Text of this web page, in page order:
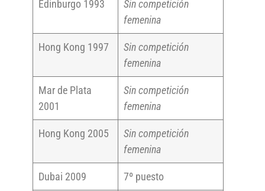
Edinburgo 1993
Sin competición
femenina
Hong Kong 1997
Sin competición
femenina
Mar de Plata
2001
Sin competición
femenina
Hong Kong 2005
Sin competición
femenina
Dubai 2009 7º puesto